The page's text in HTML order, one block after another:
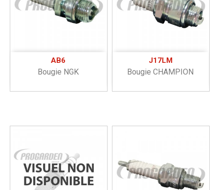
AB6
Bougie NGK
J17LM
Bougie CHAMPION